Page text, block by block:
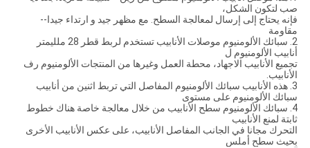
صب لتكون الشكل،
فإنه يحتاج إلى إرسال لمعالجة السطح. مع مظهر جيد و ارتداء جيدا--
مقاومة
2. سبائك الألومنيوم موصلات الأنابيب تستخدم لربط قطر 28 ملليمتر
أنابيب الألومنيوم ل
تجميع الأنابيب الاجهاد، محطة العمل وغيرها من المنتجات الألومنيوم رف
الأنابيب.
3. هذه الأنابيب سبائك الألومنيوم المفاصل التي تربط اثنين من أنابيب
سبائك الألومنيوم على مستوى
4. سبائك الألومنيوم سطح الأنابيب من خلال معالجة خاصة هناك خطوط
ثابتة لمنع الأنابيب
التحرك مجانا في الجانب المفاصل الأنابيب، على عكس الأنابيب الأخرى
بحيث سطح أملس